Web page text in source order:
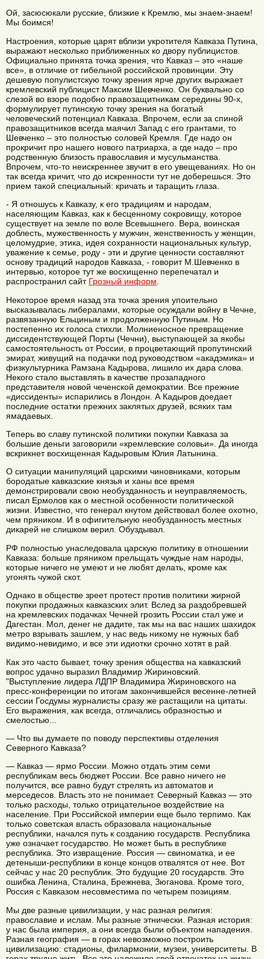
Ой, засюсюкали русские, близкие к Кремлю, мы знаем-знаем!
Мы боимся!
Настроения, которые царят вблизи укротителя Кавказа Путина,
выражают несколько приближенных ко двору публицистов.
Официально принята точка зрения, что Кавказ – это «наше
все», в отличие от гибельной российской провинции. Эту
дешевую популистскую точку зрения ярче других выражает
кремлевский публицист Максим Шевченко. Он буквально со
слезой во взоре подобно правозащитникам середины 90-х,
формулирует путинскую точку зрения на богатый
человеческий потенциал Кавказа. Впрочем, если за спиной
правозащитников всегда маячил Запад с его грантами, то
Шевченко – это полностью соловей Кремля. Где надо он
прокричит про нашего нового патриарха, а где надо – про
родственную близость православия и мусульманства.
Впрочем, что-то неискреннее звучит в его увещеваниях. Но он
так всегда кричит, что до искренности тут не доберешься. Это
прием такой специальный: кричать и таращить глаза.
- Я отношусь к Кавказу, к его традициям и народам,
населяющим Кавказ, как к бесценному сокровищу, которое
существует на земле по воле Всевышнего. Вера, воинская
доблесть, мужественность у мужчин, женственность у женщин,
целомудрие, этика, идея сохранности национальных культур,
уважение к семье, роду - эти и другие ценности составляют
основу традиций народов Кавказа, - говорит М.Шевченко в
интервью, которое тут же восхищенно перепечатал и
распространил сайт Грозный информ
Некоторое время назад эта точка зрения упоительно
высказывалась либералами, которые осуждали войну в Чечне,
развязанную Ельциным и продолженную Путиным. Но
постепенно их голоса стихли. Молниеносное превращение
диссидентствующей Порты (Чечни), выступающей за якобы
самостоятельность от России, в процветающий пропутинский
эмират, живущий на подачки под руководством «акадэмика» и
физкультурника Рамзана Кадырова, лишило их дара слова.
Некого стало выставлять в качестве прозападного
представителя новой чеченской демократии. Все прежние
«диссиденты» испарились в Лондон. А Кадыров доедает
последние остатки прежних заклятых друзей, всяких там
ямадаевых.
Теперь во славу путинской политики покупки Кавказа за
большие деньги заговорили «кремлевские соловьи». Да иногда
вскрикнет восхищенная Кадыровым Юлия Латынина.
О ситуации манипуляций царскими чиновниками, которым
бородатые кавказские князья и ханы все время
демонстрировали свою необузданность и неуправляемость,
писал Ермолов как о местной особенности политической
жизни. Известно, что генерал кнутом действовал более охотно,
чем пряником. И в офигительную необузданность местных
дикарей не слишком верил. Обуздывал.
РФ полностью унаследовала царскую политику в отношении
Кавказа: больше пряником прельщать чуждые нам народы,
которые ничего не умеют и не любят делать, кроме как
угонять чужой скот.
Однако в обществе зреет протест против политики жирной
покупки продажных кавказских элит. Вслед за раздобревшей
на кремлевских подачках Чечней грозить России стал уже и
Дагестан. Мол, денег не дадите, так мы на вас наших шахидок
метро взрывать зашлем, у нас ведь никому не нужных баб
видимо-невидимо, и все эти идиотки срочно хотят в рай.
Как это часто бывает, точку зрения общества на кавказский
вопрос удачно выразил Владимир Жириновский.
"Выступление лидера ЛДПР Владимира Жириновского на
пресс-конференции по итогам закончившейся весенне-летней
сессии Госдумы журналисты сразу же растащили на цитаты.
Его выражения, как всегда, отличались образностью и
смелостью...
— Что вы думаете по поводу перспективы отделения
Северного Кавказа?
— Кавказ — ярмо России. Можно отдать этим семи
республикам весь бюджет России. Все равно ничего не
получится, все равно будут стрелять из автоматов и
мерседесов. Власть это не понимает. Северный Кавказ — это
только расходы, только отрицательное воздействие на
население. При Российской империи еще было терпимо. Как
только советская власть образовала национальные
республики, начался путь к созданию государств. Республика
уже означает государство. Не может быть в республике
республика. Это извращение. Россия — свиноматка, и ее
детеныши-республики в конце концов отвалятся от нее. Вот
сейчас у нас 20 республик. Это будущие 20 государств. Это
ошибка Ленина, Сталина, Брежнева, Зюганова. Кроме того,
Россия с Кавказом несовместима по четырем позициям.
Мы две разные цивилизации, у нас разная религия:
православие и ислам. Мы разные этнически. Разная история:
у нас была империя, а они всегда были объектом нападения.
Разная география — в горах невозможно построить
цивилизацию: стадионы, филармонии, музеи, университеты. В